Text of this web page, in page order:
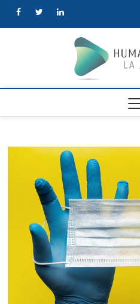
facebooktwitterlinkedin